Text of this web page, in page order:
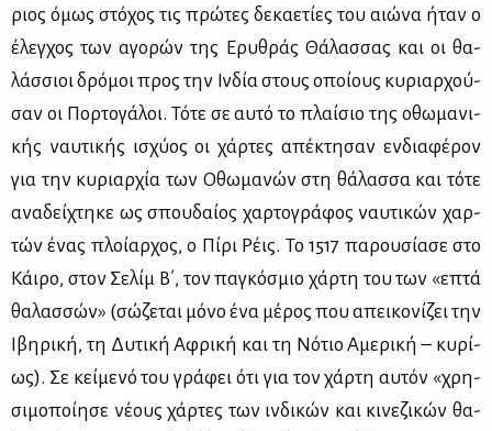
ριος όμως στό­χος τις πρώ­τες δε­κα­ε­τί­ες του αιώ­να ήταν ο
έλεγ­χος των αγο­ρών της Ερυ­θράς Θά­λασ­σας και οι θα­
λάσ­σιοι δρό­μοι προς την Ιν­δία στους οποί­ους κυ­ριαρ­χού­
σαν οι Πορ­το­γά­λοι. Τό­τε σε αυ­τό το πλαί­σιο της οθω­μα­νι­
κής ναυ­τι­κής ισχύ­ος οι χάρ­τες απέ­κτη­σαν εν­δια­φέ­ρον
για την κυ­ριαρ­χία των Οθω­μα­νών στη θά­λασ­σα και τό­τε
ανα­δεί­χτη­κε ως σπου­δαί­ος χαρ­το­γρά­φος ναυ­τι­κών χαρ­
τών ένας πλοί­αρ­χος, ο Πί­ρι Ρέις. Το 1517 πα­ρου­σί­α­σε στο
Κάι­ρο, στον Σε­λίμ Β΄, τον πα­γκό­σμιο χάρ­τη του των «επτά
θα­λασ­σών» (σώ­ζε­ται μό­νο ένα μέ­ρος που απει­κο­νί­ζει την
Ιβη­ρι­κή, τη Δυ­τι­κή Αφρι­κή και τη Νό­τιο Αμε­ρι­κή – κυ­ρί­
ως). Σε κεί­με­νό του γρά­φει ότι για τον χάρ­τη αυ­τόν «χρη­
σι­μο­ποί­η­σε νέ­ους χάρ­τες των ιν­δι­κών και κι­νε­ζι­κών θα­